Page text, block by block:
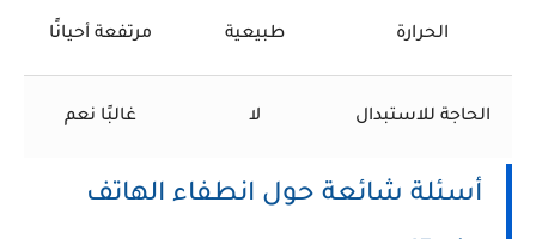
الحرارة طبيعية مرتفعة أحيانًا
الحاجة للاستبدال لا غالبًا نعم
أسئلة شائعة حول انطفاء الهاتف